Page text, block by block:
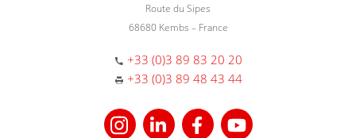
Route du Sipes
68680 Kembs – France
+33 (0)3 89 83 20 20
+33 (0)3 89 48 43 44